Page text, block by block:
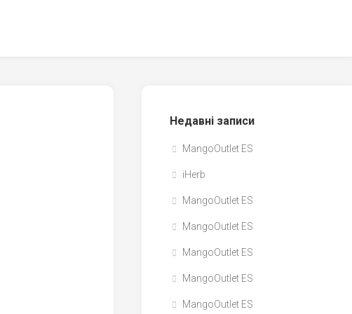
Недавні записи
MangoOutlet ES
iHerb
MangoOutlet ES
MangoOutlet ES
MangoOutlet ES
MangoOutlet ES
MangoOutlet ES